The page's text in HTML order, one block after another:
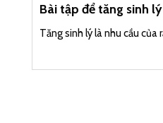
Bài tập để tăng sinh
Tăng sinh lý là nhu cầu của